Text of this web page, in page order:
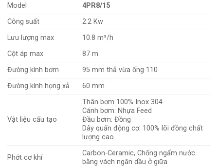
Model
4PR8/15
Công suất
2.2 Kw
Lưu lượng max
10.8 m³/h
Cột áp max
87 m
Đường kính bơm
95 mm thả vừa ống 110
Đường kính họng xả
60 mm
Vật liệu cấu tạo
Thân bơm 100% Inox 304
Cánh bơm: Nhựa Feed
Đầu bơm: Đồng
Dây quấn động cơ: 100% lõi đồng chất
lượng cao
Phớt cơ khí
Carbon-Ceramic, Chống ngấm nước
bằng vách ngăn dầu ở giữa